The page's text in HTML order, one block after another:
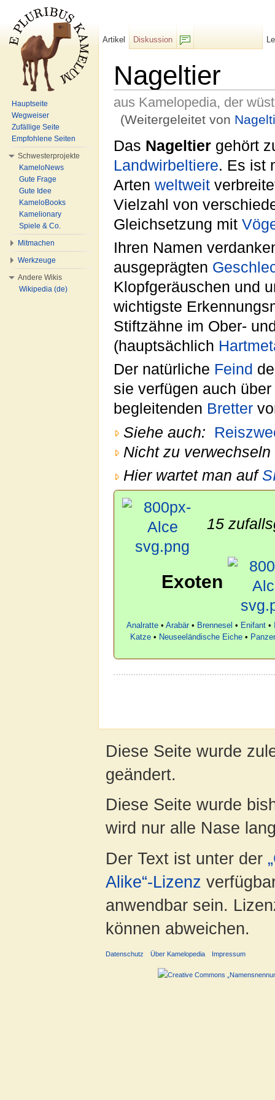
Nageltier
aus Kamelopedia, der
(Weitergeleitet von
Das Nageltier gehört
Landwirbeltiere. Es ist
Arten weltweit
Vielzahl von
Gleichsetzung mit
Ihren Namen
ausgeprägten
Klopfgeräuschen und
wichtigste
Stiftzähne im Ober-
(hauptsächlich
Der natürliche Feind
sie verfügen auch
begleitenden Bretter
Siehe auch:
Nicht zu verwechseln
Hier wartet man auf
15
Exoten
Analratte • Arabär • Brennesel • Enifant •
Katze • Neuseeländische Eiche •
Artikel
Diskussion
Hauptseite
Wegweiser
Zufällige Seite
Empfohlene Seiten
Schwesterprojekte
KameloNews
Gute Frage
Gute Idee
KameloBooks
Kamelionary
Spiele & Co.
Mitmachen
Werkzeuge
Andere Wikis
Wikipedia (de)
Diese Seite wurde
geändert.
Diese Seite wurde
wird nur alle Nase
Der Text ist unter der
Alike“-Lizenz
anwendbar sein.
können abweichen.
Datenschutz Über Kamelopedia Impressum